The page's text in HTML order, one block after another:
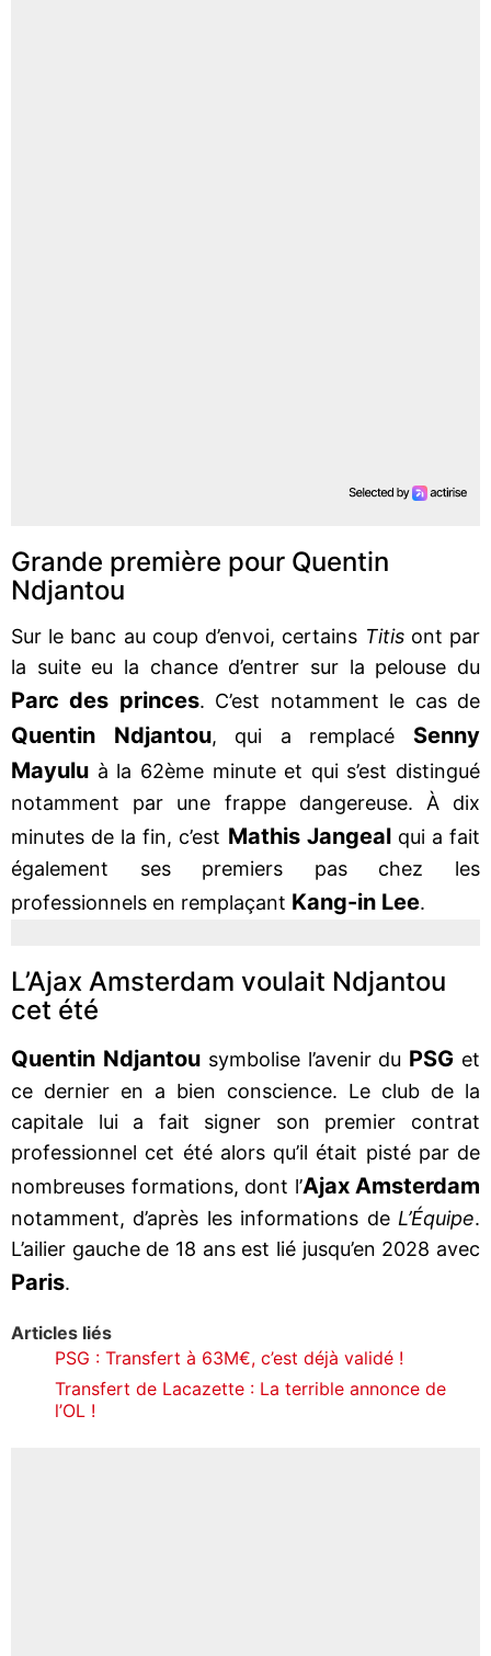
Grande première pour Quentin
Ndjantou
Sur le banc au coup d’envoi, certains Titisont par
la suite eu la chance d’entrer sur la pelouse du
Parc des princes. C’est notamment le cas de
Quentin Ndjantou, qui a remplacé Senny
Mayulu à la 62ème minute et qui s’est distingué
notamment par une frappe dangereuse. À dix
minutes de la fin, c’est Mathis Jangealqui a fait
également ses premiers pas chez les
professionnels en remplaçant Kang-in Lee.
L’Ajax Amsterdam voulait Ndjantou
cet été
Quentin Ndjantousymbolise l’avenir du PSG et
ce dernier en a bien conscience. Le club de la
capitale lui a fait signer son premier contrat
professionnel cet été alors qu’il était pisté par de
nombreuses formations, dont l’Ajax Amsterdam
notamment, d’après les informations de L’Équipe.
L’ailier gauche de 18 ans est lié jusqu’en 2028 avec
Paris.
Articles liés
PSG : Transfert à 63M€, c’est déjà validé !
Transfert de Lacazette : La terrible annonce de
l’OL !